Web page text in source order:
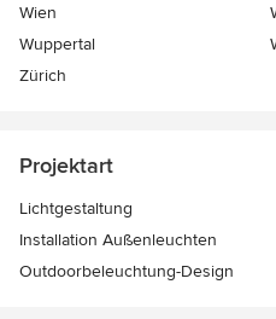
Wien
Wuppertal
Zürich
Projektart
Lichtgestaltung
Installation Außenleuchten
Outdoorbeleuchtung-Design